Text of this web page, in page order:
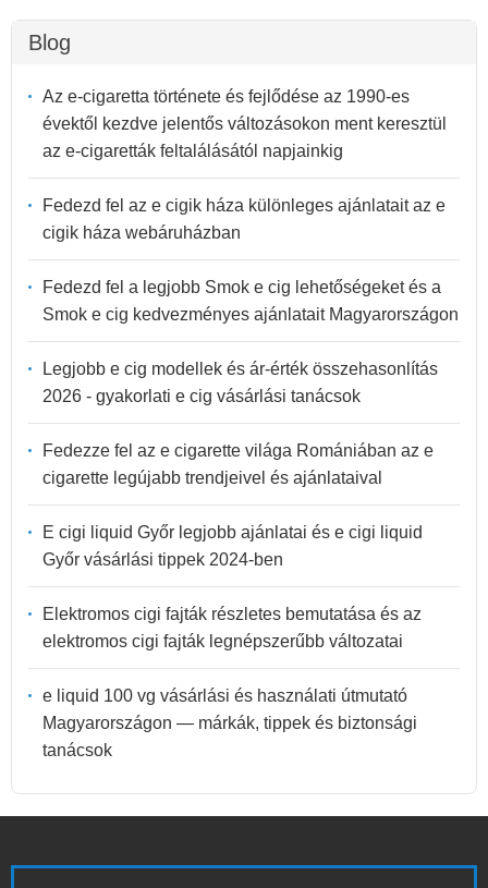
Blog
Az e-cigaretta története és fejlődése az 1990-es
évektől kezdve jelentős változásokon ment keresztül
az e-cigaretták feltalálásától napjainkig
Fedezd fel az e cigik háza különleges ajánlatait az e
cigik háza webáruházban
Fedezd fel a legjobb Smok e cig lehetőségeket és a
Smok e cig kedvezményes ajánlatait Magyarországon
Legjobb e cig modellek és ár-érték összehasonlítás
2026 - gyakorlati e cig vásárlási tanácsok
Fedezze fel az e cigarette világa Romániában az e
cigarette legújabb trendjeivel és ajánlataival
E cigi liquid Győr legjobb ajánlatai és e cigi liquid
Győr vásárlási tippek 2024-ben
Elektromos cigi fajták részletes bemutatása és az
elektromos cigi fajták legnépszerűbb változatai
e liquid 100 vg vásárlási és használati útmutató
Magyarországon — márkák, tippek és biztonsági
tanácsok